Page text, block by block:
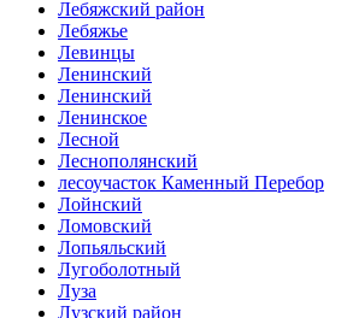
Лебяжский район
Лебяжье
Левинцы
Ленинский
Ленинский
Ленинское
Лесной
Леснополянский
лесоучасток Каменный Перебор
Лойнский
Ломовский
Лопьяльский
Лугоболотный
Луза
Лузский район